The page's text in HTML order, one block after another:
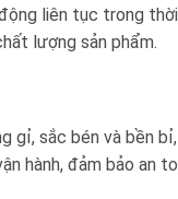
liên tục trong thời
lượng sản phẩm.
sắc bén và bền
hành, đảm bảo an